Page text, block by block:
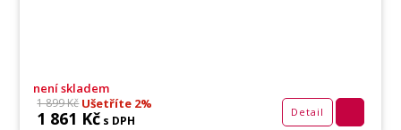
není skladem
1 899 KčUšetříte 2%
1 861 Kč s DPH
Detail